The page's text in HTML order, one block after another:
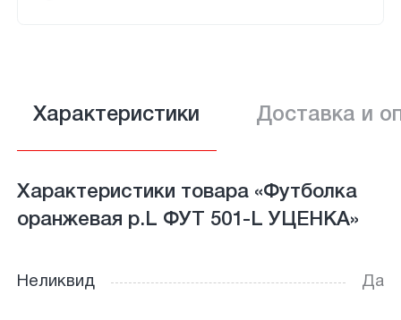
Характеристики Доставка и
Характеристики товара «Футболка
оранжевая р.L ФУТ 501-L УЦЕНКА»
Неликвид Да